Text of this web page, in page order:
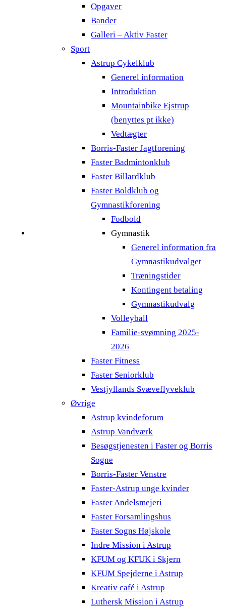
Opgaver
Bander
Galleri – Aktiv Faster
Sport
Astrup Cykelklub
Generel information
Introduktion
Mountainbike Ejstrup
(benyttes pt ikke)
Vedtægter
Borris-Faster Jagtforening
Faster Badmintonklub
Faster Billardklub
Faster Boldklub og
Gymnastikforening
Fodbold
Gymnastik
Generel information fra
Gymnastikudvalget
Træningstider
Kontingent betaling
Gymnastikudvalg
Volleyball
Familie-svømning 2025-
2026
Faster Fitness
Faster Seniorklub
Vestjyllands Svæveflyveklub
Øvrige
Astrup kvindeforum
Astrup Vandværk
Besøgstjenesten i Faster og Borris
Sogne
Borris-Faster Venstre
Faster-Astrup unge kvinder
Faster Andelsmejeri
Faster Forsamlingshus
Faster Sogns Højskole
Indre Mission i Astrup
KFUM og KFUK i Skjern
KFUM Spejderne i Astrup
Kreativ café i Astrup
Luthersk Mission i Astrup